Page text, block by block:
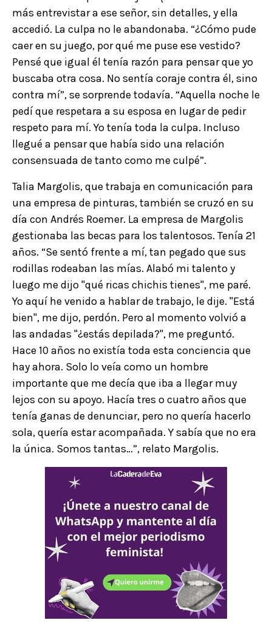
más entrevistar a ese señor, sin detalles, y ella
accedió. La culpa no le abandonaba. “¿Cómo pude
caer en su juego, por qué me puse ese vestido?
Pensé que igual él tenía razón para pensar que yo
buscaba otra cosa. No sentía coraje contra él, sino
contra mí”, se sorprende todavía. “Aquella noche le
pedí que respetara a su esposa en lugar de pedir
respeto para mí. Yo tenía toda la culpa. Incluso
llegué a pensar que había sido una relación
consensuada de tanto como me culpé”.
Talia Margolis, que trabaja en comunicación para
una empresa de pinturas, también se cruzó en su
día con Andrés Roemer. La empresa de Margolis
gestionaba las becas para los talentosos. Tenía 21
años. “Se sentó frente a mí, tan pegado que sus
rodillas rodeaban las mías. Alabó mi talento y
luego me dijo ''qué ricas chichis tienes'', me paré.
Yo aquí he venido a hablar de trabajo, le dije. ''Está
bien'', me dijo, perdón. Pero al momento volvió a
las andadas ''¿estás depilada?'', me preguntó.
Hace 10 años no existía toda esta conciencia que
hay ahora. Solo lo veía como un hombre
importante que me decía que iba a llegar muy
lejos con su apoyo. Hacía tres o cuatro años que
tenía ganas de denunciar, pero no quería hacerlo
sola, quería estar acompañada. Y sabía que no era
la única. Somos tantas…”, relato Margolis.